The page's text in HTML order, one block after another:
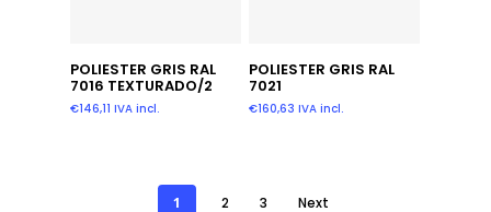
Añadir Al Carrito
POLIESTER GRIS RAL
7016 TEXTURADO/2
€146,11 IVA incl.
Leer Más
POLIESTER GRIS RAL
7021
€160,63 IVA incl.
1 2 3 Next